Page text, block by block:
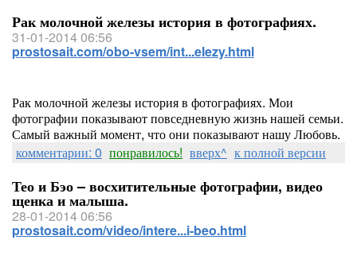
Рак молочной железы история в фотографиях.
31-01-2014 06:56
prostosait.com/obo-vsem/int...elezy.html
Рак молочной железы история в фотографиях. Мои
фотографии показывают повседневную жизнь нашей семьи.
Самый важный момент, что они показывают нашу Любовь.
комментарии: 0 понравилось! вверх^ к полной версии
Тео и Бэо – восхитительные фотографии, видео
щенка и малыша.
28-01-2014 06:56
prostosait.com/video/intere...i-beo.html